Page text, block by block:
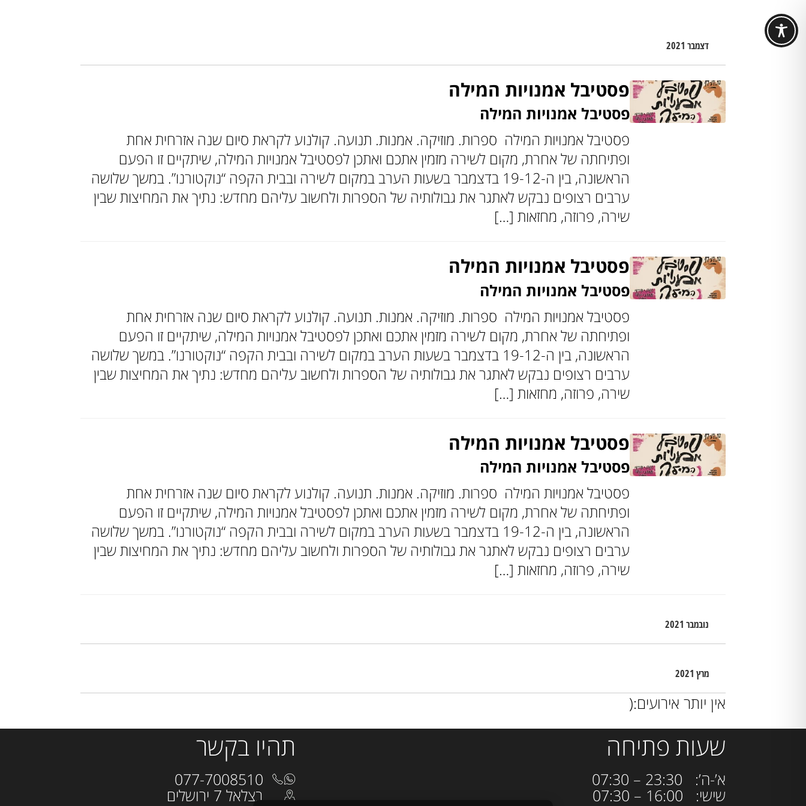
דצמבר 2021
פסטיבל אמנויות המילה
פסטיבל אמנויות המילה
פסטיבל אמנויות המילה ספרות. מוזיקה. אמנות. תנועה. קולנוע לקראת סיום שנה אזרחית אחת
ופתיחתה של אחרת, מקום לשירה מזמין אתכם ואתכן לפסטיבל אמנויות המילה, שיתקיים זו הפעם
הראשונה, בין ה-19-12 בדצמבר בשעות הערב במקום לשירה ובבית הקפה “נוקטורנו”. במשך שלושה
ערבים רצופים נבקש לאתגר את גבולותיה של הספרות ולחשוב עליהם מחדש: נתיך את המחיצות שבין
שירה, פרוזה, מחזאות […]
פסטיבל אמנויות המילה
פסטיבל אמנויות המילה
פסטיבל אמנויות המילה ספרות. מוזיקה. אמנות. תנועה. קולנוע לקראת סיום שנה אזרחית אחת
ופתיחתה של אחרת, מקום לשירה מזמין אתכם ואתכן לפסטיבל אמנויות המילה, שיתקיים זו הפעם
הראשונה, בין ה-19-12 בדצמבר בשעות הערב במקום לשירה ובבית הקפה “נוקטורנו”. במשך שלושה
ערבים רצופים נבקש לאתגר את גבולותיה של הספרות ולחשוב עליהם מחדש: נתיך את המחיצות שבין
שירה, פרוזה, מחזאות […]
פסטיבל אמנויות המילה
פסטיבל אמנויות המילה
פסטיבל אמנויות המילה ספרות. מוזיקה. אמנות. תנועה. קולנוע לקראת סיום שנה אזרחית אחת
ופתיחתה של אחרת, מקום לשירה מזמין אתכם ואתכן לפסטיבל אמנויות המילה, שיתקיים זו הפעם
הראשונה, בין ה-19-12 בדצמבר בשעות הערב במקום לשירה ובבית הקפה “נוקטורנו”. במשך שלושה
ערבים רצופים נבקש לאתגר את גבולותיה של הספרות ולחשוב עליהם מחדש: נתיך את המחיצות שבין
שירה, פרוזה, מחזאות […]
נובמבר 2021
מרץ 2021
אין יותר אירועים:(
תהיו בקשר
בצלאל 7 ירושלים
שעות פתיחה
א’-ה’: 23:30 – 07:30
שישי: 16:00 – 07:30